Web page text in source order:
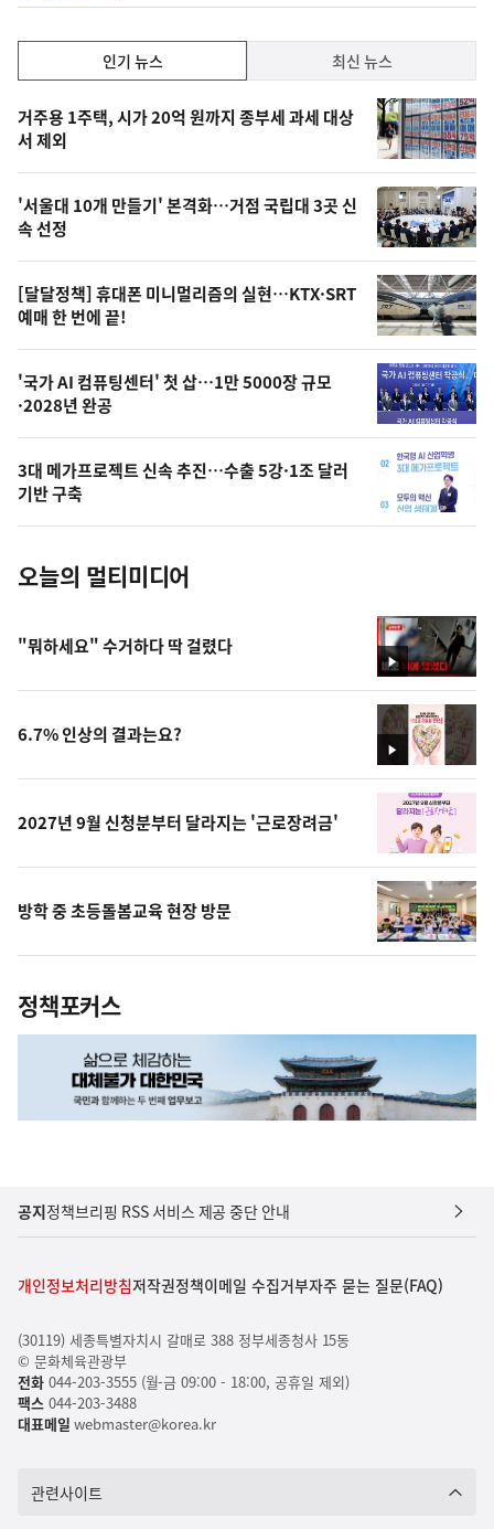
기,
최
신,
오
늘
의
영
상
오
늘
사
진
인기 뉴스 최신 뉴스
기
뉴
스
거주용 1주택, 시가 20억 원까지 종부세 과세 대상
서 제외
'서울대 10개 만들기' 본격화…거점 국립대 3곳 신
속 선정
[달달정책] 휴대폰 미니멀리즘의 실현…KTX·SRT
예매 한 번에 끝!
'국가 AI 컴퓨팅센터' 첫 삽…1만 5000장 규모
·2028년 완공
3대 메가프로젝트 신속 추진…수출 5강·1조 달러
기반 구축
오늘의 멀티미디어
영
상
"뭐하세요" 수거하다 딱 걸렸다
영
상
6.7% 인상의 결과는요?
2027년 9월 신청분부터 달라지는 '근로장려금'
방학 중 초등돌봄교육 현장 방문
정책포커스
공지정책브리핑 RSS 서비스 제공 중단 안내
개인정보처리방침저작권정책이메일 수집거부자주 묻는 질문(FAQ)
(30119) 세종특별자치시 갈매로 388 정부세종청사 15동
© 문화체육관광부
전화044-203-3555 (월-금 09:00 - 18:00, 공휴일 제외)
팩스044-203-3488
대표메일 webmaster@korea.kr
관련사이트